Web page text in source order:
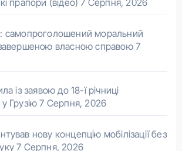
прапори (відео) 7 Серпня, 2026
самопроголошений моральний
власною справою 7
із заявою до 18-ї річниці
Грузію 7 Серпня, 2026
нову концепцію мобілізації без
7 Серпня, 2026